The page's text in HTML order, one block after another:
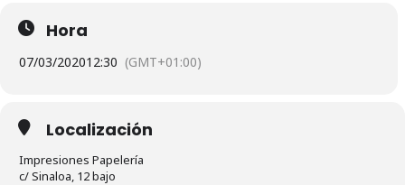
Hora
07/03/202012:30 (GMT+01:00)
Localización
Impresiones Papelería
c/ Sinaloa, 12 bajo